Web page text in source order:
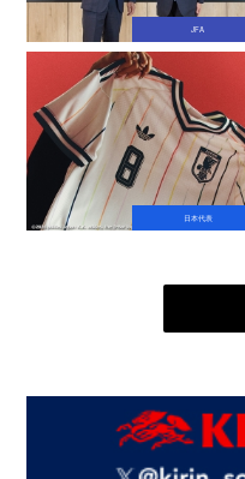
JFA
日本代表